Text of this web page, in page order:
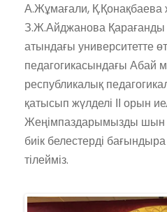
А.Жұмағали, Қ.Қонақбаева
З.Ж.Айджанова Қарағанды
атындағы университетте
педагогикасындағы Абай
республикалық
қатысып жүлделі ІІ орын
Жеңімпаздарымызды шын
биік белестерді
тілейміз.